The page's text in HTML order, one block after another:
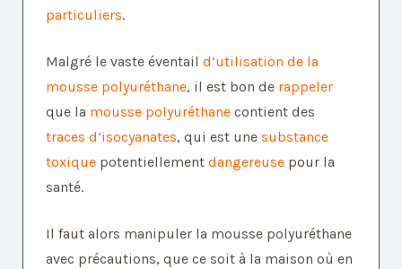
particuliers.
Malgré le vaste éventail d’utilisation de la
mousse polyuréthane, il est bon de rappeler
que la mousse polyuréthane contient des
traces d’isocyanates, qui est une substance
toxique potentiellement dangereuse pour la
santé.
Il faut alors manipuler la mousse polyuréthane
avec précautions, que ce soit à la maison où en